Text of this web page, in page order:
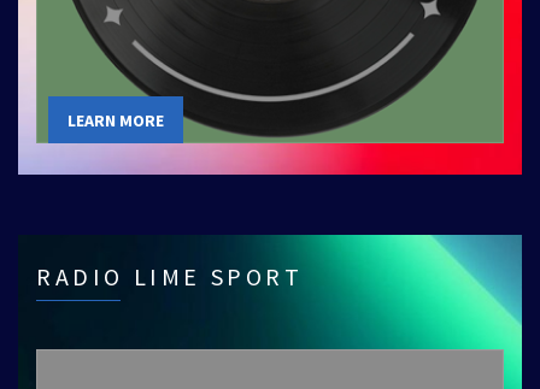
LEARN MORE
RADIO LIME SPORT